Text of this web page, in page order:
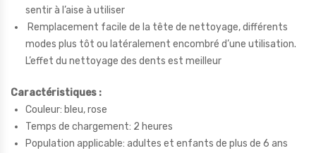
sentir à l’aise à utiliser
Remplacement facile de la tête de nettoyage, différents
modes plus tôt ou latéralement encombré d’une utilisation.
L’effet du nettoyage des dents est meilleur
Caractéristiques :
Couleur: bleu, rose
Temps de chargement: 2 heures
Population applicable: adultes et enfants de plus de 6 ans